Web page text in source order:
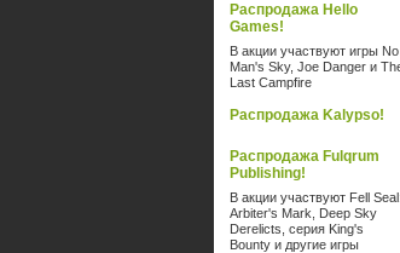
Распродажа Hello
Games!
В акции участвуют игры No
Man's Sky, Joe Danger и
Last Campfire
Распродажа Kalypso!
Распродажа Fulqrum
Publishing!
В акции участвуют Fell Seal:
Arbiter's Mark, Deep Sky
Derelicts, серия King's
Bounty и другие игры